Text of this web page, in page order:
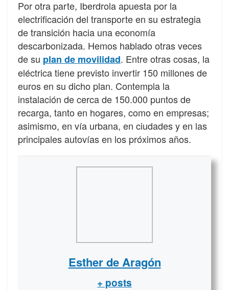
Por otra parte, Iberdrola apuesta por la
electrificación del transporte en su estrategia
de transición hacia una economía
descarbonizada. Hemos hablado otras veces
de su plan de movilidad. Entre otras cosas, la
eléctrica tiene previsto invertir 150 millones de
euros en su dicho plan. Contempla la
instalación de cerca de 150.000 puntos de
recarga, tanto en hogares, como en empresas;
asimismo, en vía urbana, en ciudades y en las
principales autovías en los próximos años.
Esther de Aragón
+ posts